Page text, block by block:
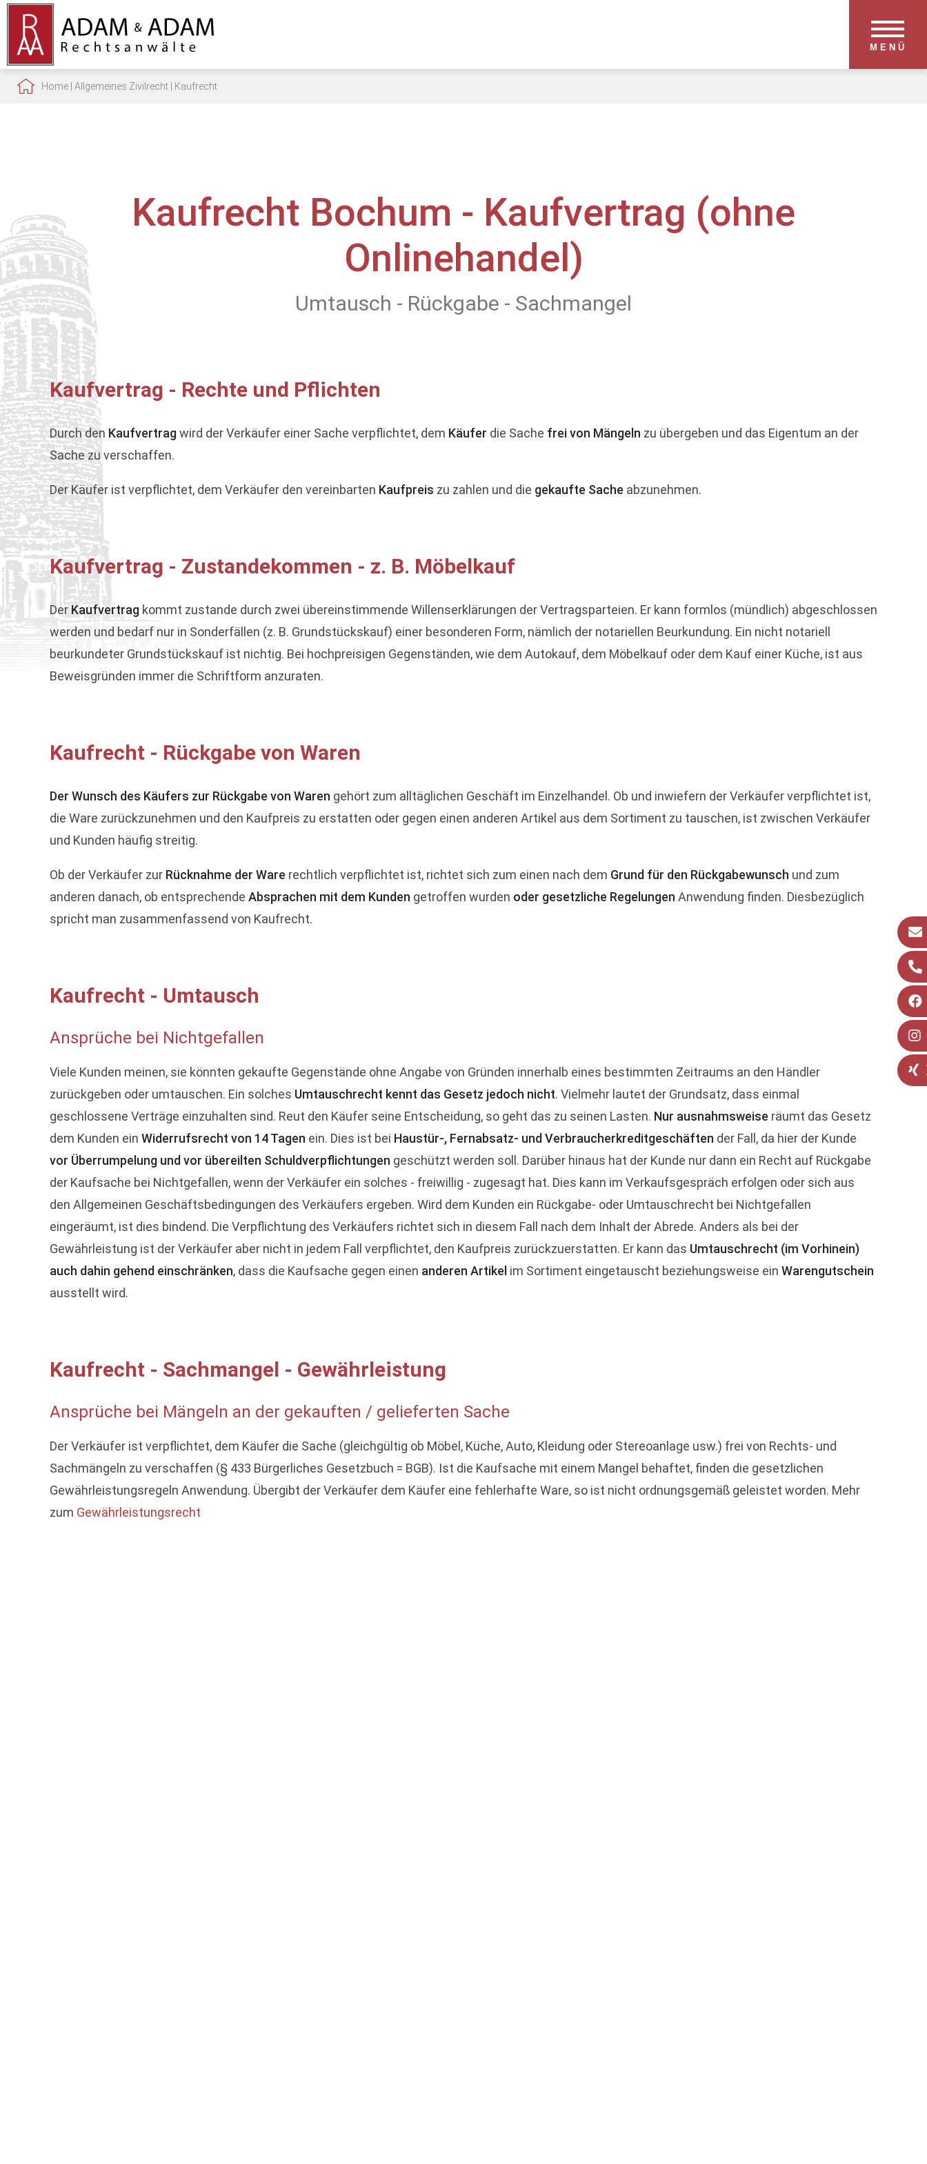
MENÜ
Home Allgemeines Zivilrecht Kaufrecht
Kaufrecht Bochum - Kaufvertrag (ohne
Onlinehandel)
Umtausch - Rückgabe - Sachmangel
Kaufvertrag - Rechte und Pflichten
Durch den Kaufvertragwird der Verkäufer einer Sache verpflichtet, dem Käufer die Sache frei von Mängeln zu übergeben und das Eigentum an der
Sache zu verschaffen.
Der Käufer ist verpflichtet, dem Verkäufer den vereinbarten Kaufpreis zu zahlen und die gekaufte Sache abzunehmen.
Kaufvertrag - Zustandekommen - z. B. Möbelkauf
DerKaufvertrag kommt zustande durch zwei übereinstimmende Willenserklärungen der Vertragsparteien. Er kann formlos (mündlich) abgeschlossen
werden und bedarf nur in Sonderfällen (z. B. Grundstückskauf) einer besonderen Form, nämlich der notariellen Beurkundung. Ein nicht notariell
beurkundeter Grundstückskauf ist nichtig. Bei hochpreisigen Gegenständen, wie dem Autokauf, dem Möbelkauf oder dem Kauf einer Küche, ist aus
Beweisgründen immer die Schriftform anzuraten.
Kaufrecht - Rückgabe von Waren
Der Wunsch des Käufers zur Rückgabe von Waren gehört zum alltäglichen Geschäft im Einzelhandel. Ob und inwiefern der Verkäufer verpflichtet ist,
die Ware zurückzunehmen und den Kaufpreis zu erstatten oder gegen einen anderen Artikel aus dem Sortiment zu tauschen, ist zwischen Verkäufer
und Kunden häufig streitig.
Ob der Verkäufer zur Rücknahme der Ware rechtlich verpflichtet ist, richtet sich zum einen nach dem Grund für den Rückgabewunsch und zum
anderen danach, ob entsprechende Absprachen mit dem Kunden getroffen wurden oder gesetzliche Regelungen Anwendung finden. Diesbezüglich
spricht man zusammenfassend von Kaufrecht.
Kaufrecht - Umtausch
Ansprüche bei Nichtgefallen
Viele Kunden meinen, sie könnten gekaufte Gegenstände ohne Angabe von Gründen innerhalb eines bestimmten Zeitraums an den Händler
zurückgeben oder umtauschen. Ein solches Umtauschrecht kennt das Gesetz jedoch nicht. Vielmehr lautet der Grundsatz, dass einmal
geschlossene Verträge einzuhalten sind. Reut den Käufer seine Entscheidung, so geht das zu seinen Lasten. Nur ausnahmsweise räumt das Gesetz
dem Kunden ein Widerrufsrecht von 14 Tagen ein. Dies ist bei Haustür-, Fernabsatz- und Verbraucherkreditgeschäften der Fall, da hier der Kunde
vor Überrumpelung und vor übereilten Schuldverpflichtungen geschützt werden soll. Darüber hinaus hat der Kunde nur dann ein Recht auf Rückgabe
der Kaufsache bei Nichtgefallen, wenn der Verkäufer ein solches - freiwillig - zugesagt hat. Dies kann im Verkaufsgespräch erfolgen oder sich aus
den Allgemeinen Geschäftsbedingungen des Verkäufers ergeben. Wird dem Kunden ein Rückgabe- oder Umtauschrecht bei Nichtgefallen
eingeräumt, ist dies bindend. Die Verpflichtung des Verkäufers richtet sich in diesem Fall nach dem Inhalt der Abrede. Anders als bei der
Gewährleistung ist der Verkäufer aber nicht in jedem Fall verpflichtet, den Kaufpreis zurückzuerstatten. Er kann das Umtauschrecht (im Vorhinein)
auch dahin gehend einschränken, dass die Kaufsache gegen einen anderen Artikel im Sortiment eingetauscht beziehungsweise ein Warengutschein
ausstellt wird.
Kaufrecht - Sachmangel - Gewährleistung
Ansprüche bei Mängeln an der gekauften / gelieferten Sache
Der Verkäufer ist verpflichtet, dem Käufer die Sache (gleichgültig ob Möbel, Küche, Auto, Kleidung oder Stereoanlage usw.) frei von Rechts- und
Sachmängeln zu verschaffen (§ 433 Bürgerliches Gesetzbuch = BGB). Ist die Kaufsache mit einem Mangel behaftet, finden die gesetzlichen
Gewährleistungsregeln Anwendung. Übergibt der Verkäufer dem Käufer eine fehlerhafte Ware, so ist nicht ordnungsgemäß geleistet worden. Mehr
zum Gewährleistungsrecht